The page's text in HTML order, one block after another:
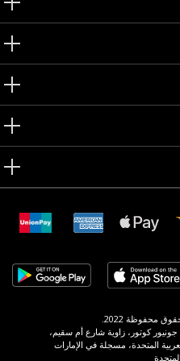
محفوظة 2022.
كوتور، زاوية شارع أم سقيم،
الإمارات العربية المتحدة، مسجلة في الإمارات